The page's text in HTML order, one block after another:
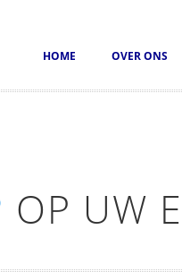
HOME OVER ONS
OP UW